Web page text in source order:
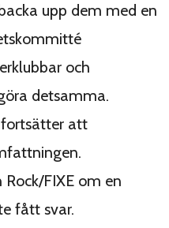
upp dem med en
och
detsamma.
fortsätter att
Rock/FIXE om en
fått svar.